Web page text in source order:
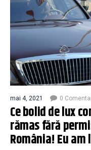
mai 4, 2021 0
Ce bolid de lux
rămas fără
România! Eu am